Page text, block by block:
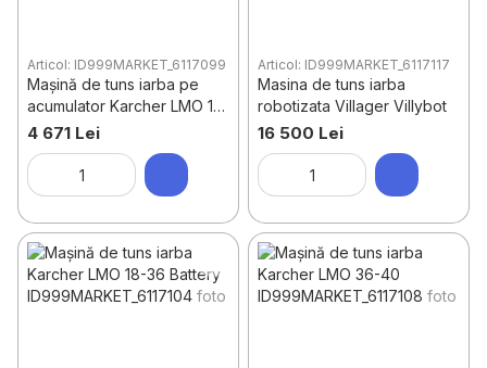
Articol: ID999MARKET_6117099
Mașină de tuns iarba pe
acumulator Karcher LMO 18-
33 Battery
4 671 Lei
Articol: ID999MARKET_6117117
Masina de tuns iarba
robotizata Villager Villybot
16 500 Lei